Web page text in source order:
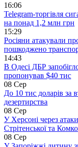
16:06
Telegram-торгівля
на понад 1,2 млн грн
15:29
Росіяни атакували
пошкоджено
14:43
В Одесі ДБР
пропонував $40 тис
08 Сер
До 10 тис доларів за
дезертирства
08 Сер
У Херсоні через
Стрітенської та
08 Сер